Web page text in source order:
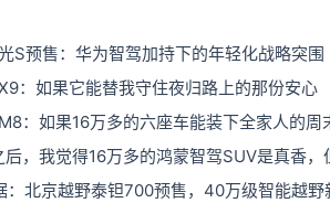
S预售：华为智驾加持下的年轻化战略突围
：如果它能替我守住夜归路上的那份安心
：如果16万多的六座车能装下全家人的周
，我觉得16万多的鸿蒙智驾SUV是真香
：北京越野泰钽700预售，40万级智能越野